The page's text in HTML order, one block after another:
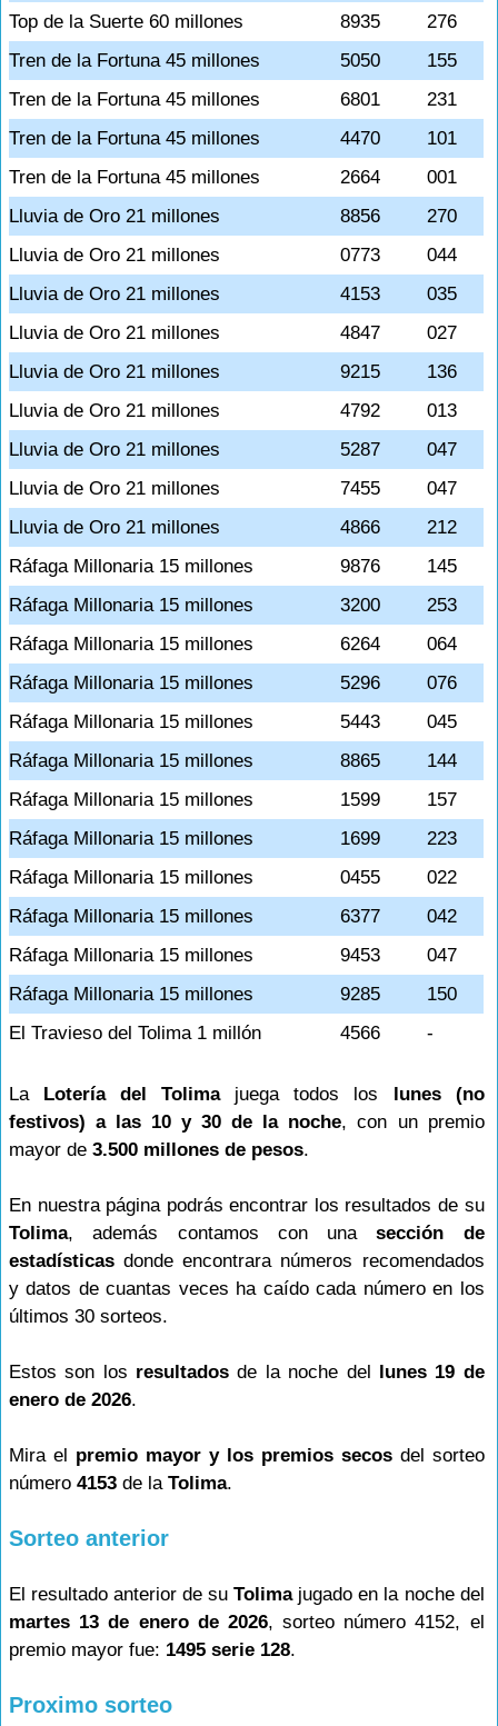
Top de la Suerte 60 millones
8935
276
Tren de la Fortuna 45 millones
5050
155
Tren de la Fortuna 45 millones
6801
231
Tren de la Fortuna 45 millones
4470
101
Tren de la Fortuna 45 millones
2664
001
Lluvia de Oro 21 millones
8856
270
Lluvia de Oro 21 millones
0773
044
Lluvia de Oro 21 millones
4153
035
Lluvia de Oro 21 millones
4847
027
Lluvia de Oro 21 millones
9215
136
Lluvia de Oro 21 millones
4792
013
Lluvia de Oro 21 millones
5287
047
Lluvia de Oro 21 millones
7455
047
Lluvia de Oro 21 millones
4866
212
Ráfaga Millonaria 15 millones
9876
145
Ráfaga Millonaria 15 millones
3200
253
Ráfaga Millonaria 15 millones
6264
064
Ráfaga Millonaria 15 millones
5296
076
Ráfaga Millonaria 15 millones
5443
045
Ráfaga Millonaria 15 millones
8865
144
Ráfaga Millonaria 15 millones
1599
157
Ráfaga Millonaria 15 millones
1699
223
Ráfaga Millonaria 15 millones
0455
022
Ráfaga Millonaria 15 millones
6377
042
Ráfaga Millonaria 15 millones
9453
047
Ráfaga Millonaria 15 millones
9285
150
El Travieso del Tolima 1 millón
4566 -
La Lotería del Tolimajuega todos los lunes (no
festivos) a las 10 y 30 de la noche, con un premio
mayor de 3.500 millones de pesos.
En nuestra página podrás encontrar los resultados de su
Tolima, además contamos con unasección de
estadísticas donde encontrara números recomendados
y datos de cuantas veces ha caído cada número en los
últimos 30 sorteos.
Estos son los resultados de la noche del lunes 19 de
enero de 2026.
Mira el premio mayor y los premios secosdel sorteo
número 4153 de la Tolima.
Sorteo anterior
El resultado anterior de suTolimajugado en la noche del
martes 13 de enero de 2026, sorteo número 4152, el
premio mayor fue: 1495 serie 128.
Proximo sorteo